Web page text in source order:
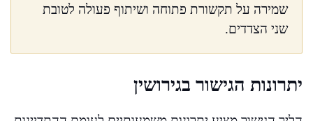
שמירה על תקשורת פתוחה ושיתוף פעולה לטובת
שני הצדדים.
יתרונות הגישור בגירושין